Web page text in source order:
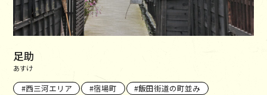
足助
あすけ
西三河エリア 宿場町
飯田街道の町並み